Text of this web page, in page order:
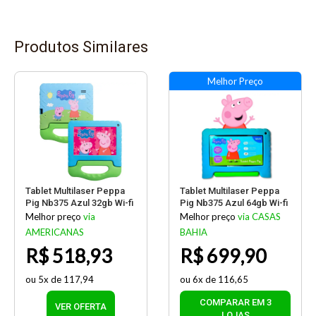
Produtos Similares
Tablet Multilaser Peppa
Pig Nb375 Azul 32gb Wi-fi
Melhor preço via
AMERICANAS
R$ 518,93
ou 5x de 117,94
VER OFERTA
Tablet Multilaser Peppa
Pig Nb375 Azul 64gb Wi-fi
Melhor preço via CASAS
BAHIA
R$ 699,90
ou 6x de 116,65
COMPARAR EM 3